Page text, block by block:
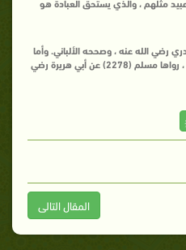
عبيد مثلهم ، والذي يستحق العبادة هو
سعيد الخدري رضي الله عنه ، وصححه الألباني. وأما
لفظ الصحيح فهو بدون لفظة (ولا فخر) ، رواها مسلم (2278) عن أبي هريرة رضي
المقال التالى